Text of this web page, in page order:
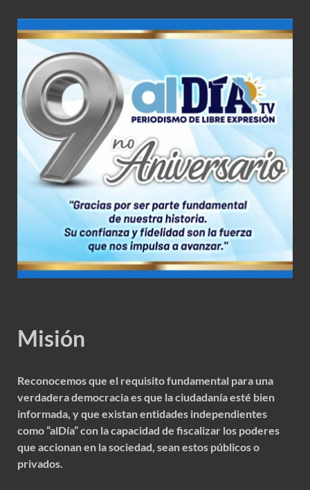
Misión
Reconocemos que el requisito fundamental para una
verdadera democracia es que la ciudadanía esté bien
informada, y que existan entidades independientes
como “alDía” con la capacidad de fiscalizar los poderes
que accionan en la sociedad, sean estos públicos o
privados.